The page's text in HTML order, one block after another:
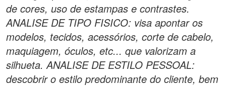
de cores, uso de estampas e contrastes.
ANALISE DE TIPO FISICO: visa apontar os
modelos, tecidos, acessórios, corte de cabelo,
maquiagem, óculos, etc... que valorizam a
silhueta. ANALISE DE ESTILO PESSOAL:
descobrir o estilo predominante do cliente, bem